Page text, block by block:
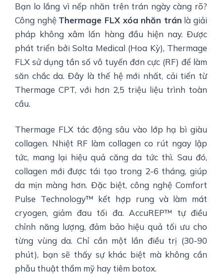
Bạn lo lắng vì nếp nhăn trên trán ngày càng rõ?
Công nghệ Thermage FLX xóa nhăn trán là giải
pháp không xâm lấn hàng đầu hiện nay. Được
phát triển bởi Solta Medical (Hoa Kỳ), Thermage
FLX sử dụng tần số vô tuyến đơn cực (RF) để làm
săn chắc da. Đây là thế hệ mới nhất, cải tiến từ
Thermage CPT, với hơn 2,5 triệu liệu trình toàn
cầu.
Thermage FLX tác động sâu vào lớp hạ bì giàu
collagen. Nhiệt RF làm collagen co rút ngay lập
tức, mang lại hiệu quả căng da tức thì. Sau đó,
collagen mới được tái tạo trong 2-6 tháng, giúp
da mịn màng hơn. Đặc biệt, công nghệ Comfort
Pulse Technology™ kết hợp rung và làm mát
cryogen, giảm đau tối đa. AccuREP™ tự điều
chỉnh năng lượng, đảm bảo hiệu quả tối ưu cho
từng vùng da. Chỉ cần một lần điều trị (30-90
phút), bạn sẽ thấy sự khác biệt mà không cần
phẫu thuật thẩm mỹ hay tiêm botox.